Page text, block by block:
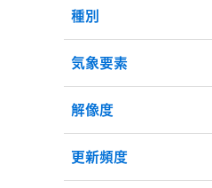
種別
気象要素
解像度
更新頻度